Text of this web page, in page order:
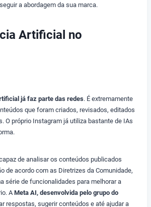
a abordagem da sua marca.
Artificial no
já faz parte das redes. É extremamente
que foram criados, revisados, editados
O próprio Instagram já utiliza bastante de IAs
de analisar os conteúdos publicados
de acordo com as Diretrizes da Comunidade,
série de funcionalidades para melhorar a
A Meta AI, desenvolvida pelo grupo do
respostas, sugerir conteúdos e até ajudar a